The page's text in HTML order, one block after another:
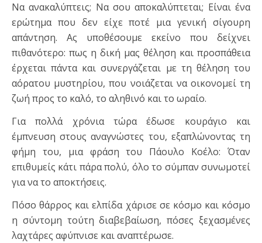
Να ανακαλύπτεις; Να σου αποκαλύπτεται; Είναι ένα
ερώτημα που δεν είχε ποτέ μια γενική σίγουρη
απάντηση. Ας υποθέσουμε εκείνο που δείχνει
πιθανότερο: πως η δική μας θέληση και προσπάθεια
έρχεται πάντα και συνεργάζεται με τη θέληση του
αόρατου μυστηρίου, που νοιάζεται να οικονομεί τη
ζωή προς το καλό, το αληθινό και το ωραίο.
Για πολλά χρόνια τώρα έδωσε κουράγιο και
έμπνευση στους αναγνώστες του, εξαπλώνοντας τη
φήμη του, μια φράση του Πάουλο Κοέλο: Όταν
επιθυμείς κάτι πάρα πολύ, όλο το σύμπαν συνωμοτεί
για να το αποκτήσεις.
Πόσο θάρρος και ελπίδα χάρισε σε κόσμο και κόσμο
η σύντομη τούτη διαβεβαίωση, πόσες ξεχασμένες
λαχτάρες αφύπνισε και αναπτέρωσε.